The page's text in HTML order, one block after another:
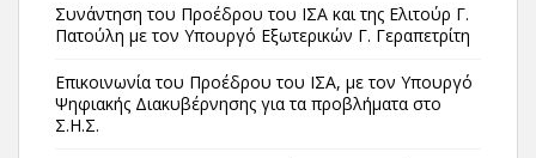
Συνάντηση του Προέδρου του ΙΣΑ και της Ελιτούρ Γ.
Πατούλη με τον Υπουργό Εξωτερικών Γ. Γεραπετρίτη
Επικοινωνία του Προέδρου του ΙΣΑ, με τον Υπουργό
Ψηφιακής Διακυβέρνησης για τα προβλήματα στο
Σ.Η.Σ.